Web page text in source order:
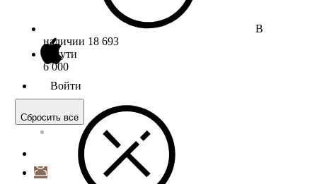
Войти
В
наличии 18 693
В пути
6 000
Сбросить все